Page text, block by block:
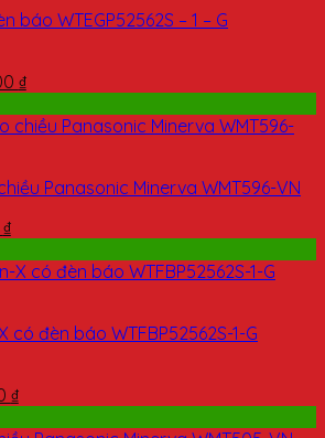
báo WTEGP52562S – 1 – G
₫
Panasonic Minerva WMT596-VN
₫
có đèn báo WTFBP52562S-1-G
₫